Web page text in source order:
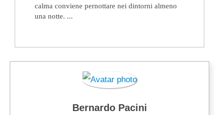
calma conviene pernottare nei dintorni almeno
una notte. ...
Bernardo Pacini